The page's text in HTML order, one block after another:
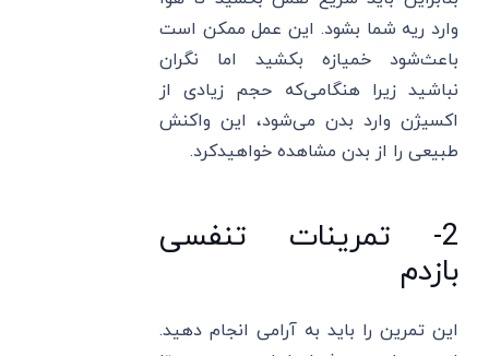
وارد ریه شما بشود. این عمل ممکن است
باعث‌شود خمیازه بکشید اما نگران
نباشید زیرا هنگامی‌که حجم زیادی از
اکسیژن وارد بدن می‌شود، این واکنش
طبیعی را از بدن مشاهده خواهیدکرد.
2- تمرینات تنفسی
بازدم
این تمرین را باید به آرامی انجام دهید.